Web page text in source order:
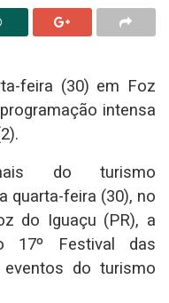
feira (30) em Foz
intensa
do turismo
quarta-feira (30), no
do Iguaçu (PR), a
17º Festival das
do turismo